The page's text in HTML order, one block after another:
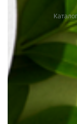
Каталог